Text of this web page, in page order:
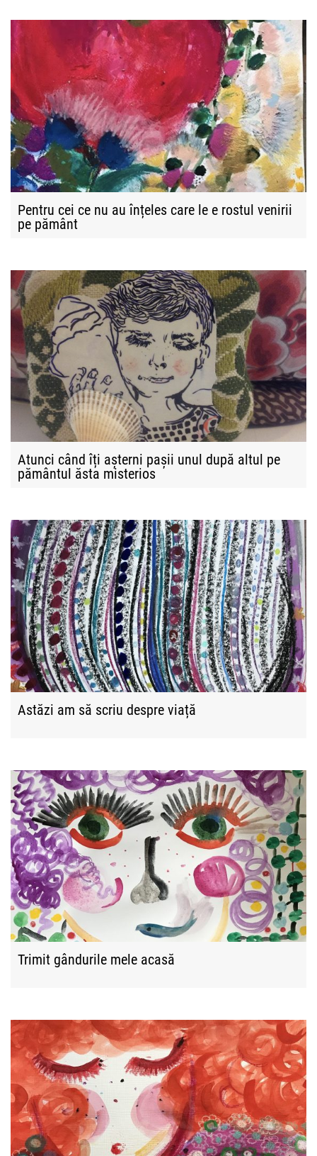
Pentru cei ce nu au înțeles care le e rostul venirii
pe pământ
Atunci când îți așterni pașii unul după altul pe
pământul ăsta misterios
Astăzi am să scriu despre viață
Trimit gândurile mele acasă